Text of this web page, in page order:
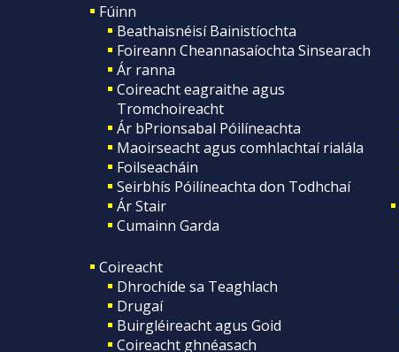
Fúinn
Beathaisnéisí Bainistíochta
Foireann Cheannasaíochta Sinsearach
Ár ranna
Coireacht eagraithe agus
Tromchoireacht
Ár bPrionsabal Póilíneachta
Maoirseacht agus comhlachtaí rialála
Foilseacháin
Seirbhís Póilíneachta don Todhchaí
Ár Stair
Cumainn Garda
Coireacht
Dhrochíde sa Teaghlach
Drugaí
Buirgléireacht agus Goid
Coireacht ghnéasach